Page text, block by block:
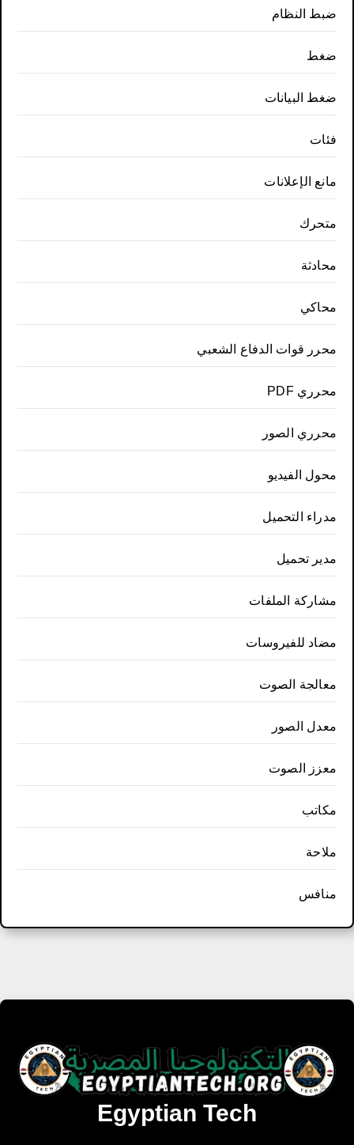
ضبط النظام
ضغط
ضغط البيانات
فئات
مانع الإعلانات
متحرك
محادثة
محاكي
محرر قوات الدفاع الشعبي
محرري PDF
محرري الصور
محول الفيديو
مدراء التحميل
مدير تحميل
مشاركة الملفات
مضاد للفيروسات
معالجة الصوت
معدل الصور
معزز الصوت
مكاتب
ملاحة
منافس
Egyptian Tech